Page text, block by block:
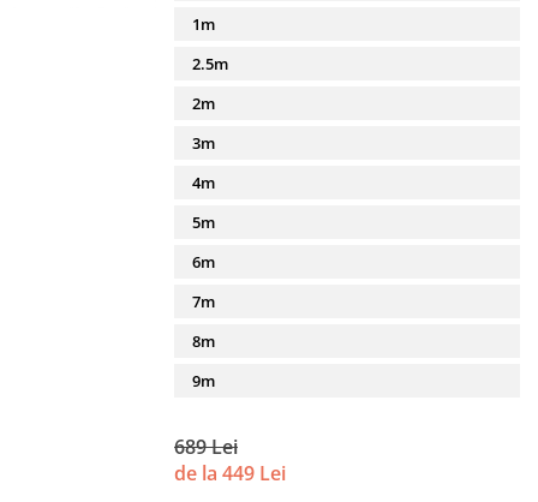
1m
2.5m
2m
3m
4m
5m
6m
7m
8m
9m
689 Lei
de la 449 Lei